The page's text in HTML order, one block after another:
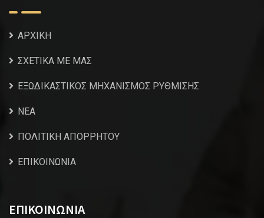
ΑΡΧΙΚΗ
ΣΧΕΤΙΚΑ ΜΕ ΜΑΣ
ΕΞΩΔΙΚΑΣΤΙΚΟΣ ΜΗΧΑΝΙΣΜΟΣ ΡΥΘΜΙΣΗΣ
NEA
ΠΟΛΙΤΙΚΗ ΑΠΟΡΡΗΤΟΥ
ΕΠΙΚΟΙΝΩΝΙΑ
ΕΠΙΚΟΙΝΩΝΙΑ